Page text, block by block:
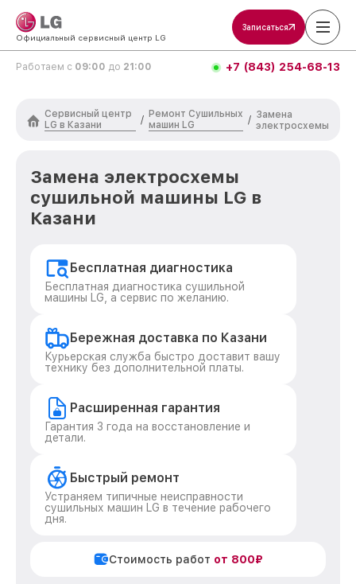
Официальный сервисный центр LG
Записаться
Работаем с 09:00 до 21:00 +7 (843) 254-68-13
Сервисный центр
LG в Казани
/
Ремонт Сушильных
машин LG
/ Замена
электросхемы
Замена электросхемы
сушильной машины LG в
Казани
Бесплатная диагностика
Бесплатная диагностика сушильной
машины LG, а сервис по желанию.
Бережная доставка по Казани
Курьерская служба быстро доставит вашу
технику без дополнительной платы.
Расширенная гарантия
Гарантия 3 года на восстановление и
детали.
Быстрый ремонт
Устраняем типичные неисправности
сушильных машин LG в течение рабочего
дня.
Стоимость работ от 800₽